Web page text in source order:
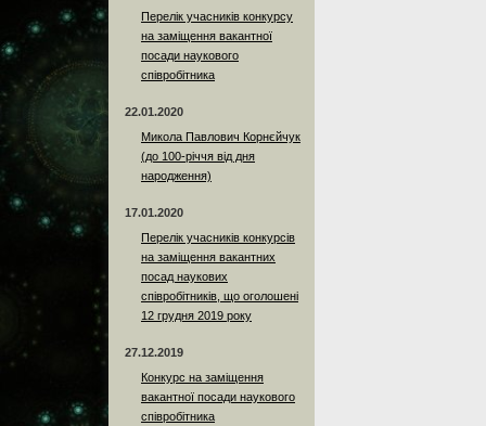
Перелік учасників конкурсу
на заміщення вакантної
посади наукового
співробітника
22.01.2020
Микола Павлович Корнєйчук
(до 100-річчя від дня
народження)
17.01.2020
Перелік учасників конкурсів
на заміщення вакантних
посад наукових
співробітників, що оголошені
12 грудня 2019 року
27.12.2019
Конкурс на заміщення
вакантної посади наукового
співробітника